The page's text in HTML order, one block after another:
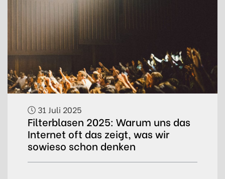
31 Juli 2025
Filterblasen 2025: Warum uns das
Internet oft das zeigt, was wir
sowieso schon denken